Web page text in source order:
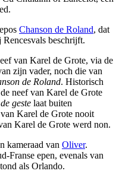
Chanson de Roland, dat
beschrijft.
van Karel de Grote, via de
zijn vader, noch die van
de Roland. Historisch
neef van Karel de Grote
geste laat buiten
Karel de Grote nooit
Karel de Grote werd non.
kameraad van Oliver.
Franse epen, evenals van
als Orlando.